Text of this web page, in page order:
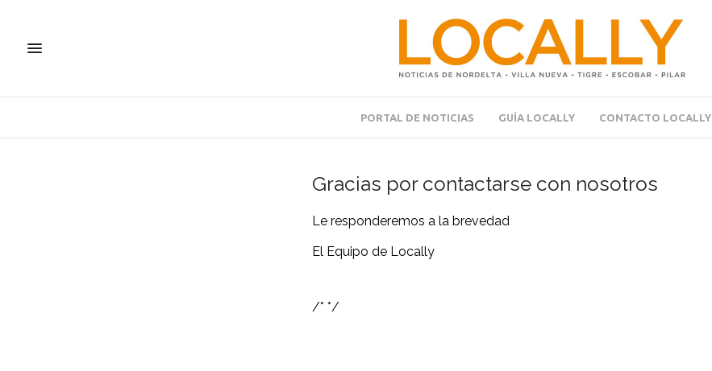
PORTAL DE NOTICIAS GUÍA LOCALLY CONTACTO LOCALLY
Gracias por contactarse con nosotros
Le responderemos a la brevedad
El Equipo de Locally
/* */